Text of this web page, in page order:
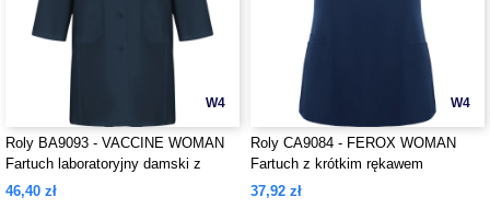
W4
Roly BA9093 - VACCINE WOMAN
Fartuch laboratoryjny damski z
kołnierzem
46,40 zł
W4
Roly CA9084 - FEROX WOMAN
Fartuch z krótkim rękawem
37,92 zł